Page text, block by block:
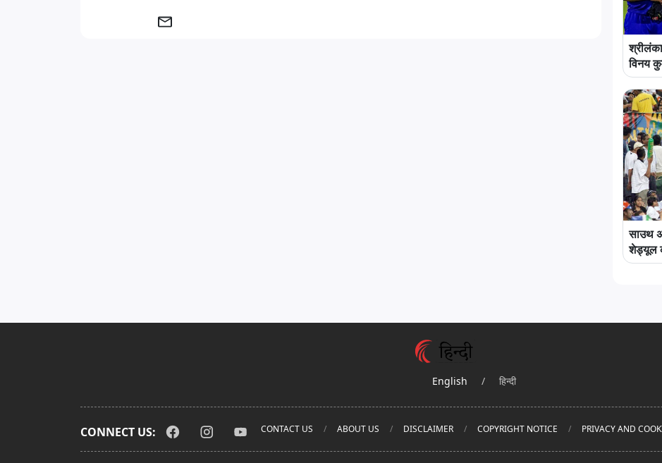
विनय
साउथ
शेड्यूल
English / हिन्दी
CONNECT US: CONTACT US ABOUT US DISCLAIMER COPYRIGHT NOTICE PRIVACY AND